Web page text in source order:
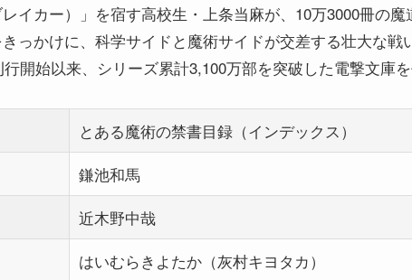
レイカー）」を宿す高校生・上条当麻が、10万3000冊の
っかけに、科学サイドと魔術サイドが交差する壮大な
開始以来、シリーズ累計3,100万部を突破した電撃文庫
とある魔術の禁書目録（インデックス）
鎌池和馬
近木野中哉
はいむらきよたか（灰村キヨタカ）